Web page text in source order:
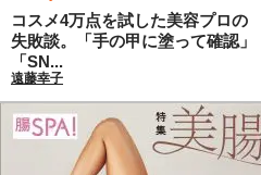
コスメ4万点を試した美容プロの
失敗談。「手の甲に塗って確認」
「SN...
遠藤幸子